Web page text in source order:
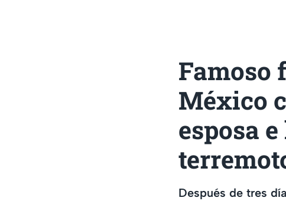
Famoso
México
esposa
Después de tres